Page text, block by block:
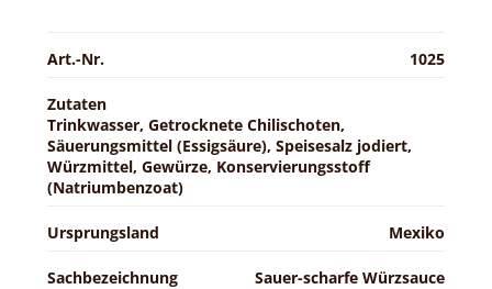
Art.-Nr. 1025
Zutaten
Trinkwasser, Getrocknete Chilischoten,
Säuerungsmittel (Essigsäure), Speisesalz jodiert,
Würzmittel, Gewürze, Konservierungsstoff
(Natriumbenzoat)
Ursprungsland Mexiko
Sachbezeichnung Sauer-scharfe Würzsauce